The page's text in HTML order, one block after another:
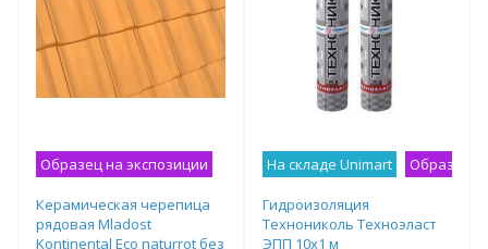
Образец на экспозиции
Керамическая черепица
рядовая Mladost
Kontinental Eco naturrot без
На складе Unimart Образец
Гидроизоляция
Технониколь Техноэласт
ЭПП 10х1 м